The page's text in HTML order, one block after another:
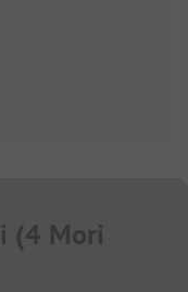
(4 Mori